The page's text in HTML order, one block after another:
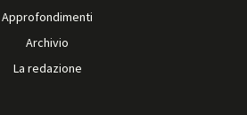
Approfondimenti
Archivio
La redazione